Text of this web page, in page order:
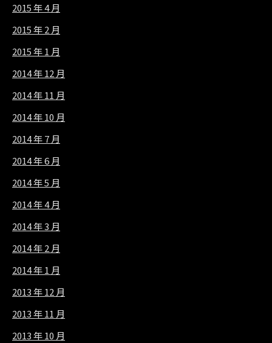
2015 年 4 月
2015 年 2 月
2015 年 1 月
2014 年 12 月
2014 年 11 月
2014 年 10 月
2014 年 7 月
2014 年 6 月
2014 年 5 月
2014 年 4 月
2014 年 3 月
2014 年 2 月
2014 年 1 月
2013 年 12 月
2013 年 11 月
2013 年 10 月